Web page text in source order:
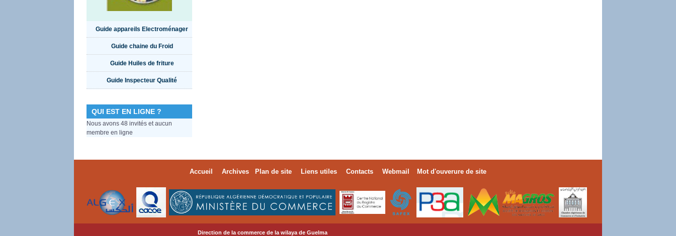
Guide appareils Electroménager
Guide chaine du Froid
Guide Huiles de friture
Guide Inspecteur Qualité
QUI EST EN LIGNE ?
Nous avons 48 invités et aucun
membre en ligne
Accueil Archives Plan de site Liens utiles Contacts Webmail Mot d'ouverure de site
Direction de la commerce de la wilaya de Guelma